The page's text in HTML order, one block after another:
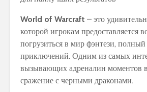
World of Warcraft – это
которой игрокам предоставляется
погрузиться в мир фэнтези,
приключений. Одним из самых
вызывающих адреналин моментов в
сражение с черными драконами.